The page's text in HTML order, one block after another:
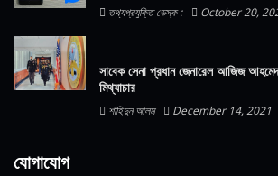
তথ্যপ্রযুক্তি ডেস্ক : October 20,
সাবেক সেনা প্রধান জেনারেল আজিজ
মিথ্যাচার
শাহিদুন আলম December 14, 2021
যোগাযোগ